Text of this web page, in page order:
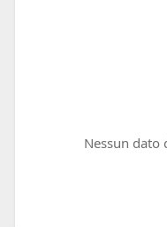
Nessun dato